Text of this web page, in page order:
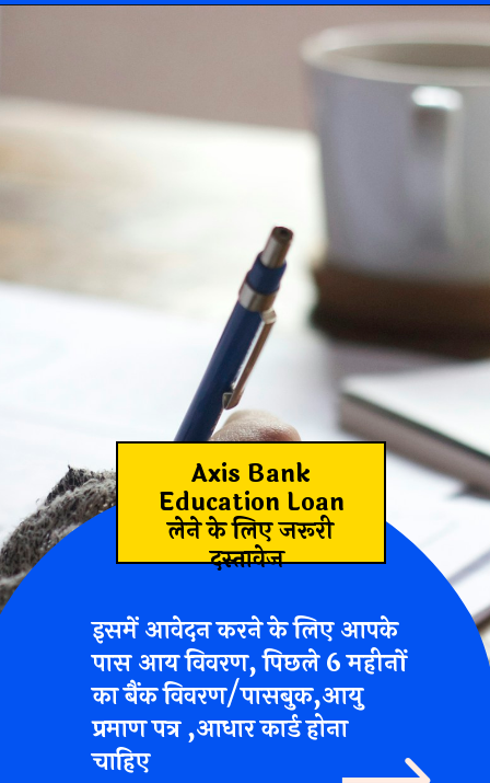
Axis Bank
Education Loan
लेने के लिए जरूरी
दस्तावेज
इसमें आवेदन करने के लिए आपके
पास आय विवरण, पिछले 6 महीनों
का बैंक विवरण/पासबुक,आयु
प्रमाण पत्र ,आधार कार्ड होना
चाहिए